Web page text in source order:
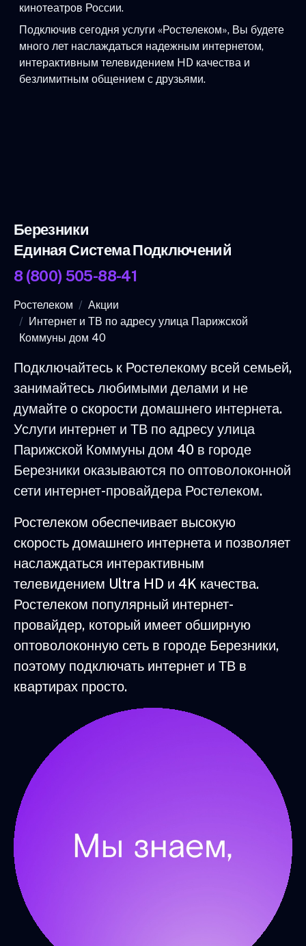
кинотеатров России.
Подключив сегодня услуги «Ростелеком», Вы будете
много лет наслаждаться надежным интернетом,
интерактивным телевидением HD качества и
безлимитным общением с друзьями.
Березники
Единая Система Подключений
8 (800) 505-88-41
Ростелеком
Акции
Интернет и ТВ по адресу улица Парижской
Коммуны дом 40
Подключайтесь к Ростелекому всей семьей,
занимайтесь любимыми делами и не
думайте о скорости домашнего интернета.
Услуги интернет и ТВ по адресу улица
Парижской Коммуны дом 40 в городе
Березники оказываются по оптоволоконной
сети интернет-провайдера Ростелеком.
Ростелеком обеспечивает высокую
скорость домашнего интернета и позволяет
наслаждаться интерактивным
телевидением Ultra HD и 4K качества.
Ростелеком популярный интернет-
провайдер, который имеет обширную
оптоволоконную сеть в городе Березники,
поэтому подключать интернет и ТВ в
квартирах просто.